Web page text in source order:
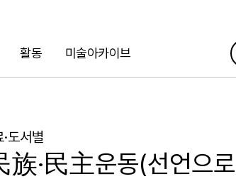
활동 미술아카이브
도서별
族·民主운동(선언으로